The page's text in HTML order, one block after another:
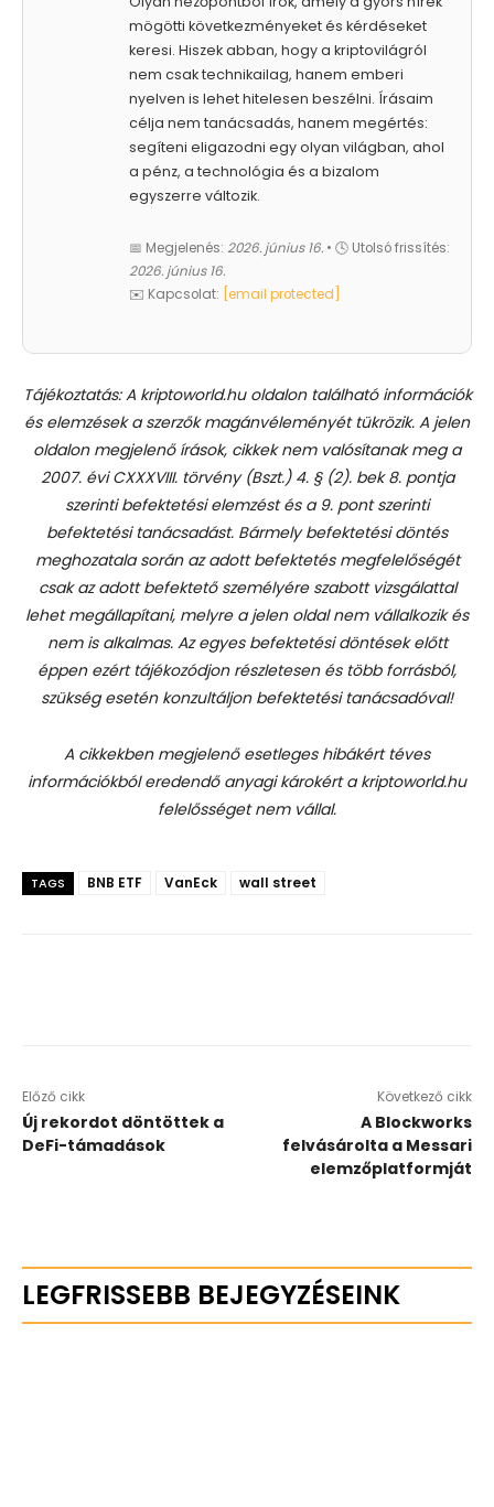
mögötti következményeket és kérdéseket
keresi. Hiszek abban, hogy a kriptovilágról
nem csak technikailag, hanem emberi
nyelven is lehet hitelesen beszélni. Írásaim
célja nem tanácsadás, hanem megértés:
segíteni eligazodni egy olyan világban, ahol
a pénz, a technológia és a bizalom
egyszerre változik.
📅 Megjelenés: 2026. június 16. • 🕓 Utolsó frissítés:
2026. június 16.
✉️ Kapcsolat:
[email protected]
Tájékoztatás: A kriptoworld.hu oldalon található információk
és elemzések a szerzők magánvéleményét tükrözik. A jelen
oldalon megjelenő írások, cikkek nem valósítanak meg a
2007. évi CXXXVIII. törvény (Bszt.) 4. § (2). bek 8. pontja
szerinti befektetési elemzést és a 9. pont szerinti
befektetési tanácsadást. Bármely befektetési döntés
meghozatala során az adott befektetés megfelelőségét
csak az adott befektető személyére szabott vizsgálattal
lehet megállapítani, melyre a jelen oldal nem vállalkozik és
nem is alkalmas. Az egyes befektetési döntések előtt
éppen ezért tájékozódjon részletesen és több forrásból,
szükség esetén konzultáljon befektetési tanácsadóval!
A cikkekben megjelenő esetleges hibákért téves
információkból eredendő anyagi károkért a kriptoworld.hu
felelősséget nem vállal.
TAGS BNB ETF VanEck wall street
Előző cikk
Új rekordot döntöttek a
DeFi-támadások
Következő cikk
A Blockworks
felvásárolta a Messari
elemzőplatformját
LEGFRISSEBB BEJEGYZÉSEINK